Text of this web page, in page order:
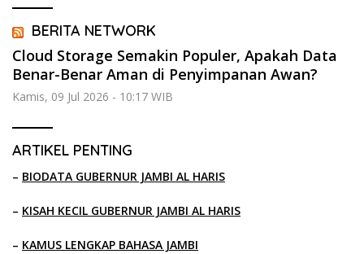
BERITA NETWORK
Cloud Storage Semakin Populer, Apakah Data
Benar-Benar Aman di Penyimpanan Awan?
Kamis, 09 Jul 2026 - 10:17 WIB
ARTIKEL PENTING
– BIODATA GUBERNUR JAMBI AL HARIS
– KISAH KECIL GUBERNUR JAMBI AL HARIS
– KAMUS LENGKAP BAHASA JAMBI